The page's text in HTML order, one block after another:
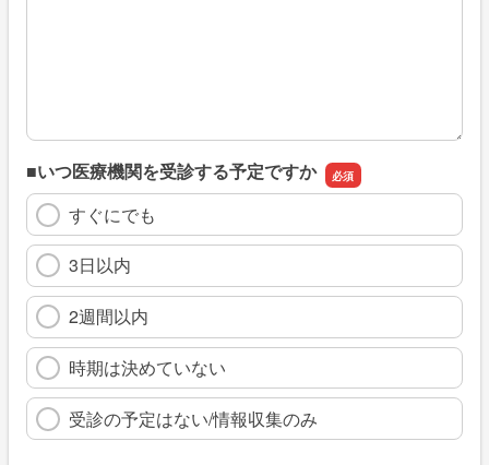
■いつ医療機関を受診する予定ですか
すぐにでも
3日以内
2週間以内
時期は決めていない
受診の予定はない/情報収集のみ